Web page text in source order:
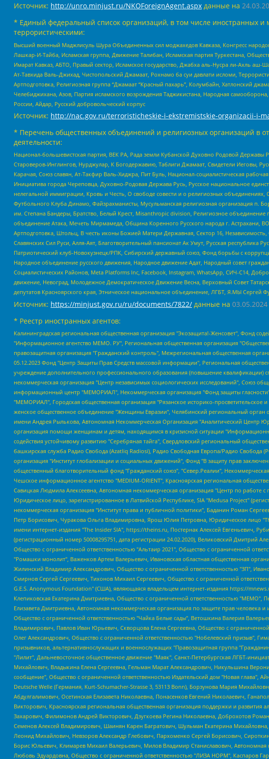
Источник: http://unro.minjust.ru/NKOForeignAgent.aspx данные на
* Единый федеральный список организаций, в том числе иностранных и
террористическими:
Высший военный Маджлисуль Шура Объединенных сил моджахедов Кавказа, Конгресс
Лашкар-И-Тайба, Исламская группа, Движение Талибан, Исламская партия Туркестана,
Имарат Кавказ, АБТО, Правый сектор, Исламское государство, Джабха аль-Нусра ли-Ахль
Ат-Тавхида Валь-Джихад, Чистопольский Джамаат, Рохнамо ба суи давлати исломи,
Артподготовка, Религиозная группа “Джамаат “Красный пахарь”, Колумбайн, Хатлонский
Челебиджихана, Азов, Партия исламского возрождения Таджикистана, Народная
России, Айдар, Русский добровольческий корпус
Источник: http://nac.gov.ru/terroristicheskie-i-ekstremistskie-organizacii-i-
* Перечень общественных объединений и религиозных организаций в
деятельности:
Национал-большевистская партия, ВЕК РА, Рада земли Кубанской Духовно Родовой
Староверов-Инглингов, Нурджулар, К Богодержавию, Таблиги Джамаат, Свидетели Иеговы,
Карачая, Союз славян, Ат-Такфир Валь-Хиджра, Пит Буль, Национал-социалистическая
Инициатива города Череповца, Духовно-Родовая Держава Русь, Русское национальное
нелегальной иммиграции, Кровь и Честь, О свободе совести и о религиозных
Футбольного Клуба Динамо, Файзрахманисты, Мусульманская религиозная организация п.
им. Степана Бандеры, Братство, Белый Крест, Misanthropic division, Религиозное
объединение Атака, Мечеть Мирмамеда, Община Коренного Русского народа г. Астрахани,
Артподготовка, Штольц, В честь иконы Божией Матери Державная, Сектор 16,
Славянских Сил Руси, Алля-Аят, Благотворительный пансионат Ак Умут, Русская республика
Патриотический клуб-Новокузнецк/РПК, Сибирский державный союз, Фонд борьбы с
Народное объединение русского движения, Народное движение Адат, Народный совет
Социалистических Районов, Meta Platforms Inc, Facebook, Instagram, WhatsApp, СИЧ-С14,
движение, Невоград, Молодежное Демократическое Движение Весна, Верховный Совет
депутатов Красноярского края, Этническое национальное объединение, ЛГБТ, Я.МЫ Сергей
Источник: https://minjust.gov.ru/ru/documents/7822/ данные на 03.05.2024
* Реестр иностранных агентов:
Калининградская региональная общественная организация "Экозащита!-Женсовет", Фонд содействия защите прав и свобод граждан "Общественный вердикт", Фонд "Институт Развития Свободы Информации", Частное учреждение "Информационное агентство МЕМО. РУ", Региональная общественная организация "Общественная комиссия по сохранению наследия академика Сахарова", Фонд поддержки свободы прессы, Санкт-Петербургская общественная правозащитная организация "Гражданский контроль", Межрегиональная общественная организация "Информационно-просветительский центр "Мемориал", Региональный Фонд "Центр Защиты Прав Средств Массовой Информации", с 05.12.2023 Фонд "Центр Защиты Прав Средств массовой информации", Региональная общественная благотворительная организация помощи беженцам и мигрантам "Гражданское содействие", Негосударственное образовательное учреждение дополнительного профессионального образования (повышение квалификации) специалистов "АКАДЕМИЯ ПО ПРАВАМ ЧЕЛОВЕКА", Свердловская региональная общественная организация "Сутяжник", Автономная некоммерческая организация "Центр независимых социологических исследований", Союз общественных объединений "Российский исследовательский центр по правам человека", Региональное общественное учреждение научно-информационный центр "МЕМОРИАЛ", Некоммерческая организация "Фонд защиты гласности", Автономная некоммерческая организация "Институт прав человека", Городская общественная организация "Екатеринбургское общество "МЕМОРИАЛ", Городская общественная организация "Рязанское историко-просветительское и правозащитное общество "Мемориал" (Рязанский Мемориал), Челябинский региональный орган общественной самодеятельности – женское общественное объединение "Женщины Евразии", Челябинский региональный орган общественной самодеятельности "Уральская правозащитная группа", Фонд содействия защите здоровья и социальной справедливости имени Андрея Рылькова, Автономная Некоммерческая Организация "Аналитический Центр Юрия Левады", Автономная некоммерческая организация социальной поддержки населения "Проект Апрель", Региональная общественная организация помощи женщинам и детям, находящимся в кризисной ситуации "Информационно-методический центр "Анна", Фонд содействия развитию массовых коммуникаций и правовому просвещению "Так-так-Так", Фонд содействия устойчивому развитию "Серебряная тайга", Свердловский региональный общественный фонд социальных проектов "Новое время", "Idel.Реалии", Кавказ.Реалии, Крым.Реалии, Телеканал Настоящее Время, Татаро-башкирская служба Радио Свобода (Azatliq Radiosi), Радио Свободная Европа/Радио Свобода (PCE/PC), "Сибирь.Реалии", "Фактограф", Благотворительный фонд помощи осужденным и их семьям, Автономная некоммерческая организация "Институт глобализации и социальных движений", Фонд "В защиту прав заключенных", Частное учреждение "Центр поддержки и содействия развитию средств массовой информации", Пензенский региональный общественный благотворительный фонд "Гражданский союз", "Север.Реалии", Некоммерческая организация Фонд "Правовая инициатива", Общество с ограниченной ответственностью "Радио Свободная Европа/Радио Свобода", Чешское информационное агентство "MEDIUM-ORIENT", Красноярская региональная общественная организация "Мы против СПИДа", Камалягин Денис Николаевич, Маркелов Сергей Евгеньевич, Пономарев Лев Александрович, Савицкая Людмила Алексеевна, Автономная некоммерческая организация "Центр по работе с проблемой насилия "НАСИЛИЮ.НЕТ", Межрегиональный профессиональный союз работников здравоохранения "Альянс врачей", Юридическое лицо, зарегистрированное в Латвийской Республике, SIA "Medusa Project" (регистрационный номер 40103797863, дата регистрации 10.06.2014), Некоммерческая организация "Фонд по борьбе с коррупцией", Автономная некоммерческая организация "Институт права и публичной политики", Баданин Роман Сергеевич, Гликин Максим Александрович, Железнова Мария Михайловна, Лукьянова Юлия Сергеевна, Маетная Елизавета Витальевна, Маняхин Петр Борисович, Чуракова Ольга Владимировна, Ярош Юлия Петровна,